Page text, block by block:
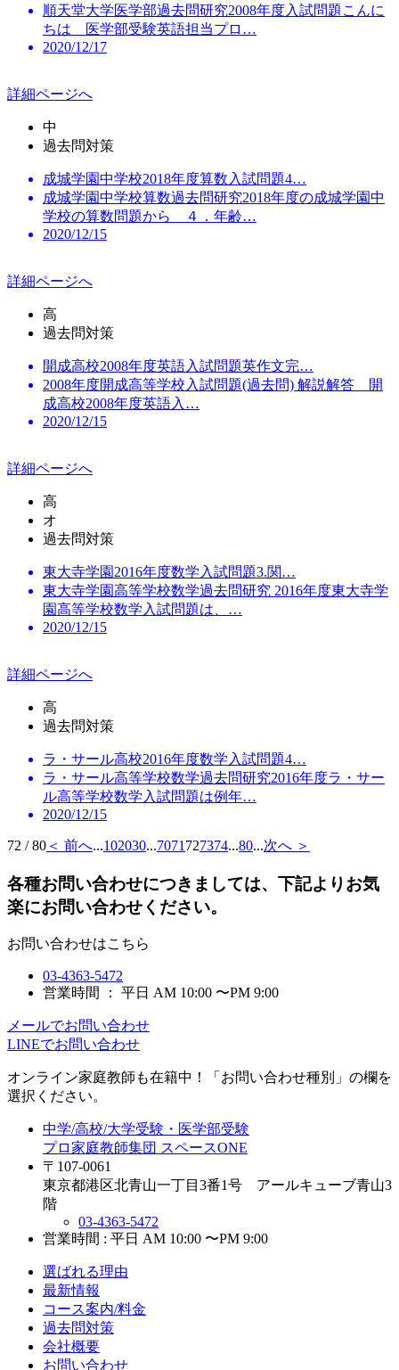
順天堂大学医学部過去問研究2008年度入試問題こんに
ちは 医学部受験英語担当プロ…
2020/12/17
詳細ページへ
中
過去問対策
成城学園中学校2018年度算数入試問題4…
成城学園中学校算数過去問研究2018年度の成城学園中
学校の算数問題から ４．年齢…
2020/12/15
詳細ページへ
高
過去問対策
開成高校2008年度英語入試問題英作文完…
2008年度開成高等学校入試問題(過去問) 解説解答 開
成高校2008年度英語入…
2020/12/15
詳細ページへ
高
オ
過去問対策
東大寺学園2016年度数学入試問題3.関…
東大寺学園高等学校数学過去問研究 2016年度東大寺学
園高等学校数学入試問題は、…
2020/12/15
詳細ページへ
高
過去問対策
ラ・サール高校2016年度数学入試問題4…
ラ・サール高等学校数学過去問研究2016年度ラ・サー
ル高等学校数学入試問題は例年…
2020/12/15
72 / 80 ＜ 前へ...102030...7071 727374...80...次へ ＞
各種お問い合わせにつきましては、下記よりお気
楽にお問い合わせください。
お問い合わせはこちら
03-4363-5472
営業時間 ： 平日 AM 10:00 〜PM 9:00
メールでお問い合わせ
LINEでお問い合わせ
オンライン家庭教師 も在籍中！「お問い合わせ種別」の欄を
選択ください。
中学/高校/大学受験・医学部受験
プロ家庭教師集団 スペースONE
〒107-0061
東京都港区北青山一丁目3番1号 アールキューブ青山3
階
03-4363-5472
営業時間 : 平日 AM 10:00 〜PM 9:00
選ばれる理由
最新情報
コース案内/料金
過去問対策
会社概要
お問い合わせ